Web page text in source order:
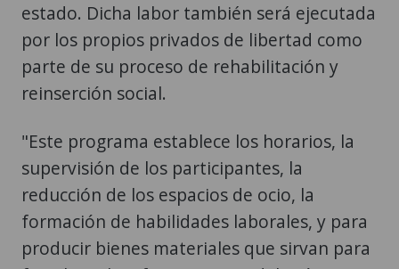
estado. Dicha labor también será ejecutada
por los propios privados de libertad como
parte de su proceso de rehabilitación y
reinserción social.
"Este programa establece los horarios, la
supervisión de los participantes, la
reducción de los espacios de ocio, la
formación de habilidades laborales, y para
producir bienes materiales que sirvan para